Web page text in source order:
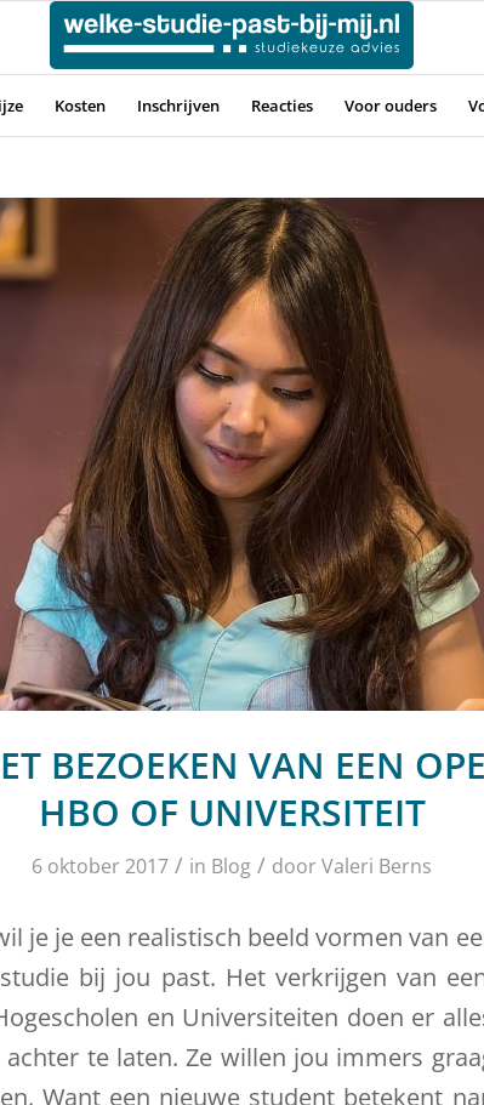
Kosten Inschrijven Reacties Voor ouders
BEZOEKEN VAN EEN
HBO OF UNIVERSITEIT
6 oktober 2017 / in Blog / doorValeri Berns
je je een realistisch beeld vormen van
bij jou past. Het verkrijgen van
en Universiteiten doen er
te laten. Ze willen jou immers
Want een nieuwe student betekent